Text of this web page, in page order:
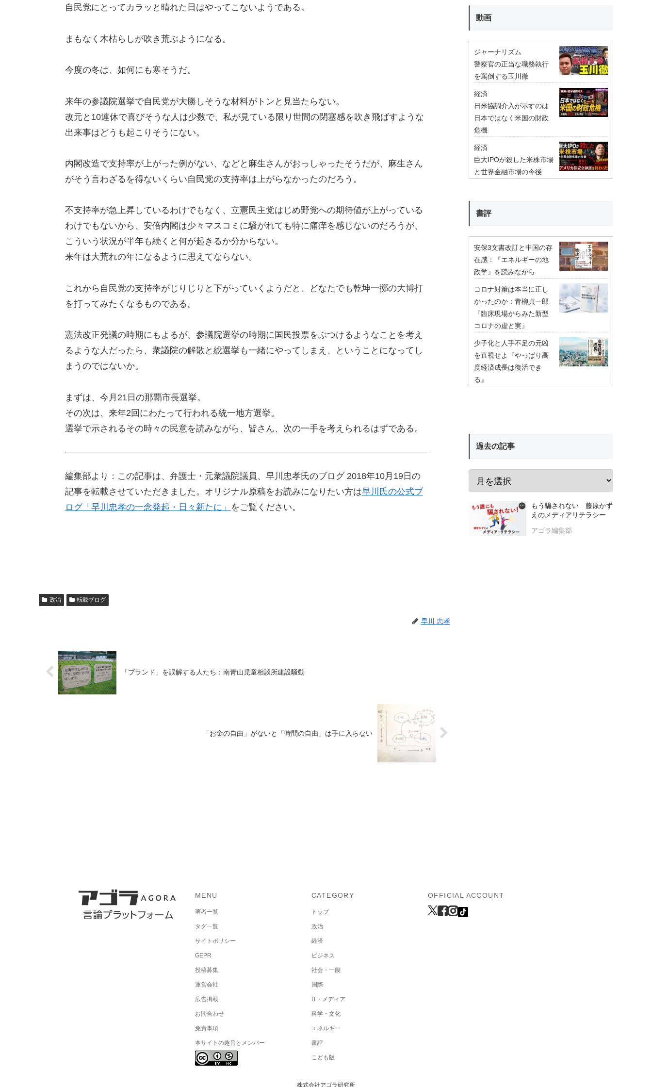
自民党にとってカラッと晴れた日はやってこないようである。
まもなく木枯らしが吹き荒ぶようになる。
今度の冬は、如何にも寒そうだ。
来年の参議院選挙で自民党が大勝しそうな材料がトンと見当たらない。
改元と10連休で喜びそうな人は少数で、私が見ている限り世間の閉塞感を吹き飛ばすような
出来事はどうも起こりそうにない。
内閣改造で支持率が上がった例がない、などと麻生さんがおっしゃったそうだが、麻生さん
がそう言わざるを得ないくらい自民党の支持率は上がらなかったのだろう。
不支持率が急上昇しているわけでもなく、立憲民主党はじめ野党への期待値が上がっている
わけでもないから、安倍内閣は少々マスコミに騒がれても特に痛痒を感じないのだろうが、
こういう状況が半年も続くと何が起きるか分からない。
来年は大荒れの年になるように思えてならない。
これから自民党の支持率がじりじりと下がっていくようだと、どなたでも乾坤一擲の大博打
を打ってみたくなるものである。
憲法改正発議の時期にもよるが、参議院選挙の時期に国民投票をぶつけるようなことを考え
るような人だったら、衆議院の解散と総選挙も一緒にやってしまえ、ということになってし
まうのではないか。
まずは、今月21日の那覇市長選挙。
その次は、来年2回にわたって行われる統一地方選挙。
選挙で示されるその時々の民意を読みながら、皆さん、次の一手を考えられるはずである。
編集部より：この記事は、弁護士・元衆議院議員、早川忠孝氏のブログ 2018年10月19日の
記事を転載させていただきました。オリジナル原稿をお読みになりたい方は早川氏の公式ブ
ログ「早川忠孝の一念発起・日々新たに」 をご覧ください。
政治 転載ブログ
早川 忠孝
「ブランド」を誤解する人たち：南青山児童相談所建設騒動
「お金の自由」がないと「時間の自由」は手に入らない
動画
ジャーナリズム
警察官の正当な職務執行
を罵倒する玉川徹
経済
日米協調介入が示すのは
日本ではなく米国の財政
危機
経済
巨大IPOが殺した米株市場
と世界金融市場の今後
書評
安保3文書改訂と中国の存
在感：『エネルギーの地
政学』を読みながら
コロナ対策は本当に正し
かったのか：青柳貞一郎
『臨床現場からみた新型
コロナの虚と実』
少子化と人手不足の元凶
を直視せよ『やっぱり高
度経済成長は復活でき
る』
過去の記事
もう騙されない 藤原かず
えのメディアリテラシー
アゴラ編集部
MENU
著者一覧
タグ一覧
サイトポリシー
GEPR
投稿募集
運営会社
広告掲載
お問合わせ
免責事項
本サイトの趣旨とメンバー
CATEGORY
トップ
政治
経済
ビジネス
社会・一般
国際
IT・メディア
科学・文化
エネルギー
書評
こども版
OFFICIAL ACCOUNT
株式会社アゴラ研究所